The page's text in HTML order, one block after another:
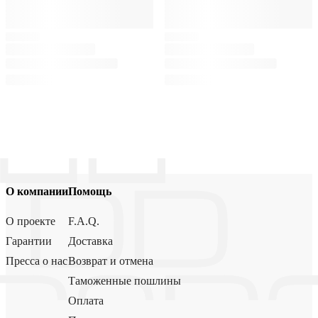
О компании
О проекте
Гарантии
Пресса о нас
Помощь
F.A.Q.
Доставка
Возврат и отмена
Таможенные пошлины
Оплата